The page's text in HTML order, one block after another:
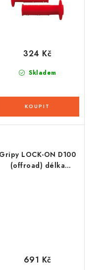
Skladem
324 Kč
Gripy LOCK-ON D100
(offroad) délka
691 Kč